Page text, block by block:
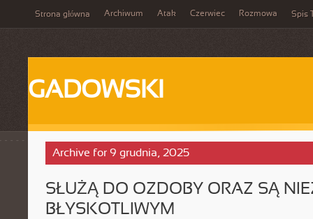
Strona główna Archiwum Atak Czerwiec Rozmowa Spis
GADOWSKI
Archive for 9 grudnia, 2025
SŁUŻĄ DO OZDOBY ORAZ SĄ
BŁYSKOTLIWYM